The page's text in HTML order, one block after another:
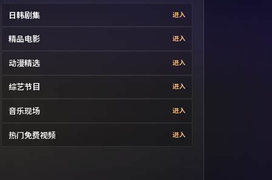
日韩剧集 进入
精品电影 进入
动漫精选 进入
综艺节目 进入
音乐现场 进入
热门免费视频 进入